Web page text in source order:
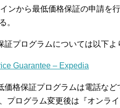
ンから最低価格保証の申請を
。
証プログラムについては以下よ
Guarantee – Expedia
価格保証プログラムは電話な
プログラム変更後は『オンラ